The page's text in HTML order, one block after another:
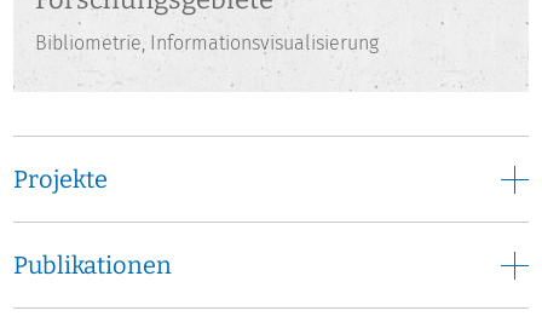
Bibliometrie, Informationsvisualisierung
Projekte
Publikationen